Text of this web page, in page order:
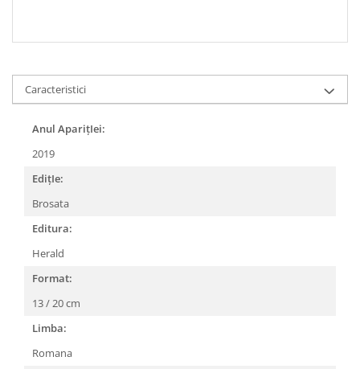
Caracteristici
Anul AparițIei:
2019
EdițIe:
Brosata
Editura:
Herald
Format:
13 / 20 cm
Limba:
Romana